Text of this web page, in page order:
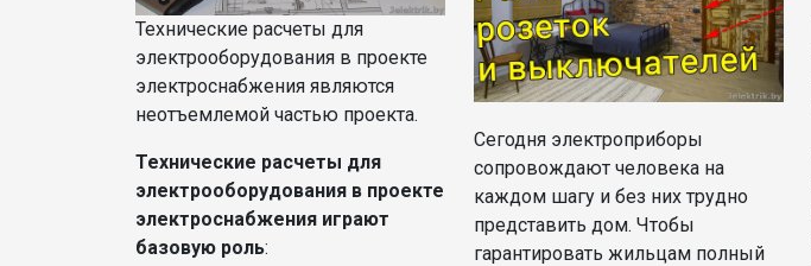
Технические расчеты для
электрооборудования в проекте
электроснабжения являются
неотъемлемой частью проекта.
Технические расчеты для
электрооборудования в проекте
электроснабжения играют
базовую роль:
Сегодня электроприборы
сопровождают человека на
каждом шагу и без них трудно
представить дом. Чтобы
гарантировать жильцам полный